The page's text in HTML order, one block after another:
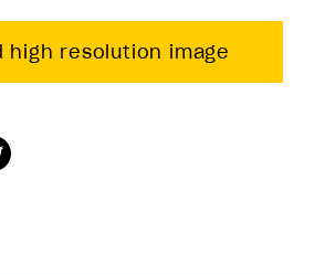
high resolution image